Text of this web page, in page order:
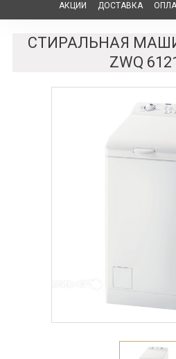
АКЦИИ ДОСТАВКА
СТИРАЛЬНАЯ
ZWQ